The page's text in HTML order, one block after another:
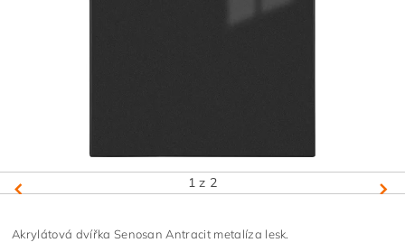
1 z 2
Akrylátová dvířka Senosan Antracit metalíza lesk.